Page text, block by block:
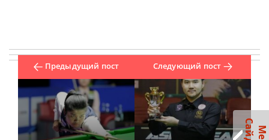
Предыдущий пост Следующий пост